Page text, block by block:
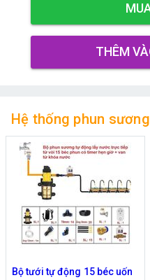
THÊM
Hệ thống phun
Bộ phun sương tưới cây 10